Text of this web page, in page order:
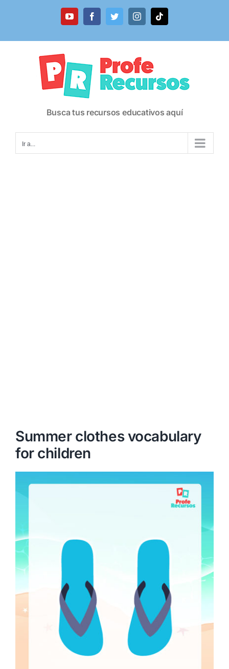
YouTubeFacebookTwitterInstagramTiktok
Busca tus recursos educativos aquí
Ir a...
Summer clothes vocabulary
for children